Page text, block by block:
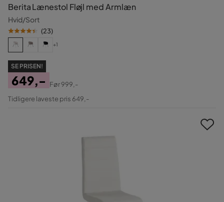
Berita Lænestol Fløjl med Armlæn
Hvid/Sort
(23)
+1
SE PRISEN!
Pris
649,-
Original
Før999,-
Tidligere laveste pris 649,-